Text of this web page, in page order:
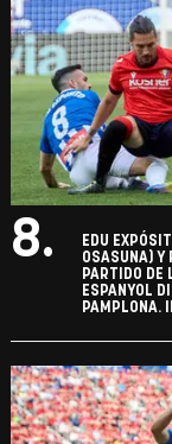
8.
EDU
OSASUNA) Y
PARTIDO DE
ESPANYOL
PAMPLONA.